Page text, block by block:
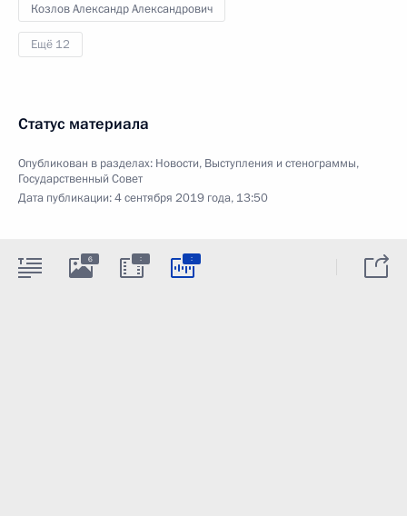
Козлов Александр Александрович
Ещё 12
Статус материала
Опубликован в разделах: Новости, Выступления и стенограммы,
Государственный Совет
Дата публикации:4 сентября 2019 года, 13:50
6 : :